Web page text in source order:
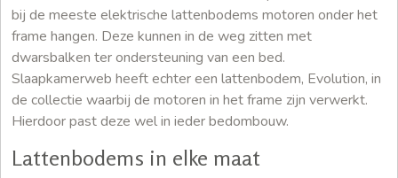
bij de meeste elektrische lattenbodems motoren onder het
frame hangen. Deze kunnen in de weg zitten met
dwarsbalken ter ondersteuning van een bed.
Slaapkamerweb heeft echter een lattenbodem, Evolution, in
de collectie waarbij de motoren in het frame zijn verwerkt.
Hierdoor past deze wel in ieder bedombouw.
Lattenbodems in elke maat